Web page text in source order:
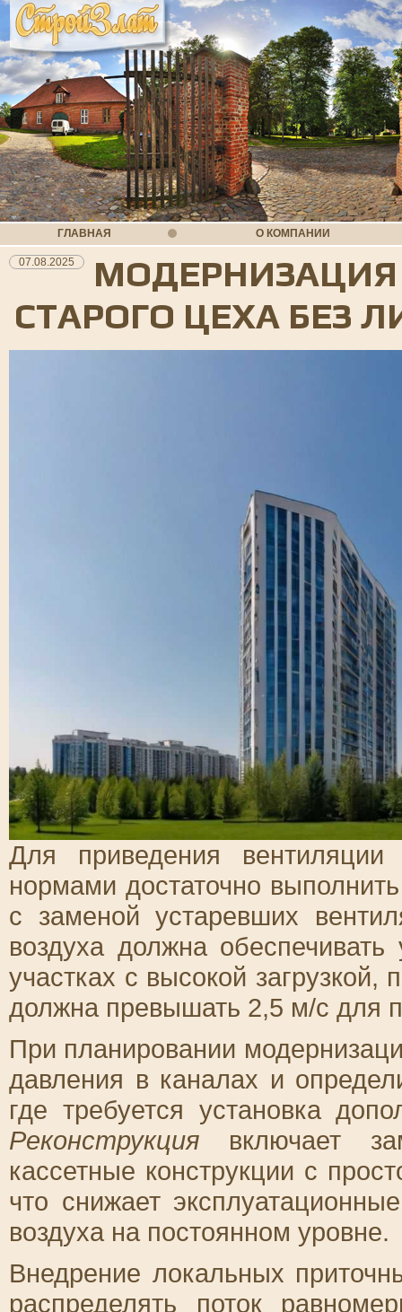
ГЛАВНАЯ О КОМПАНИИ
07.08.2025
СТАРОГО ЦЕХА БЕЗ
Для приведения
нормами достаточно
с заменой устаревших
воздуха должна
участках с высокой
должна превышать 2,5 м/с для
При планировании
давления в каналах и
где требуется установка
Реконструкция включает
кассетные конструкции с
что снижает
воздуха на постоянном уровне.
Внедрение локальных
распределять поток